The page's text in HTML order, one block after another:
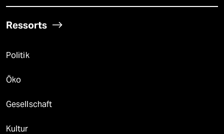
Ressorts
Politik
Öko
Gesellschaft
Kultur